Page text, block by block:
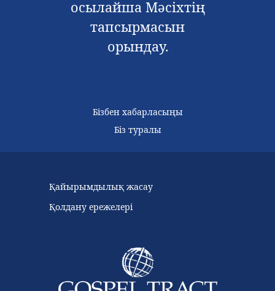
осылайша Мәсіхтің
тапсырмасын
орындау.
Бізбен хабарласыңы
Біз туралы
Қайырымдылық жасау
Қолдану ережелері